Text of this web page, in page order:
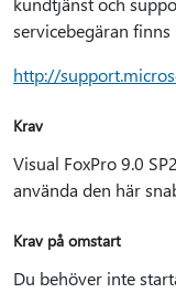
servicebegäran
http://
Krav
Visual FoxPro 9.0
använda den här
Krav på omstart
Du behöver inte